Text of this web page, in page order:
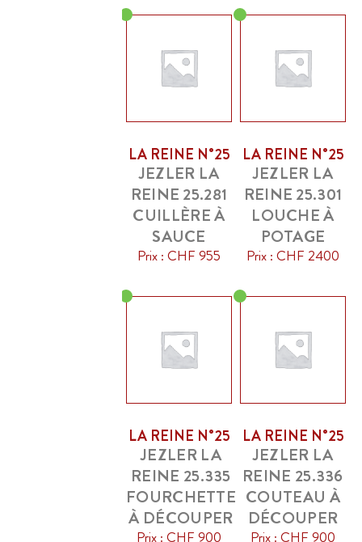
LA REINE N°25
JEZLER LA
REINE 25.281
CUILLÈRE À
SAUCE
Prix : CHF 955
LA REINE N°25
JEZLER LA
REINE 25.301
LOUCHE À
POTAGE
Prix : CHF 2400
LA REINE N°25
JEZLER LA
REINE 25.335
FOURCHETTE
À DÉCOUPER
Prix : CHF 900
LA REINE N°25
JEZLER LA
REINE 25.336
COUTEAU À
DÉCOUPER
Prix : CHF 900